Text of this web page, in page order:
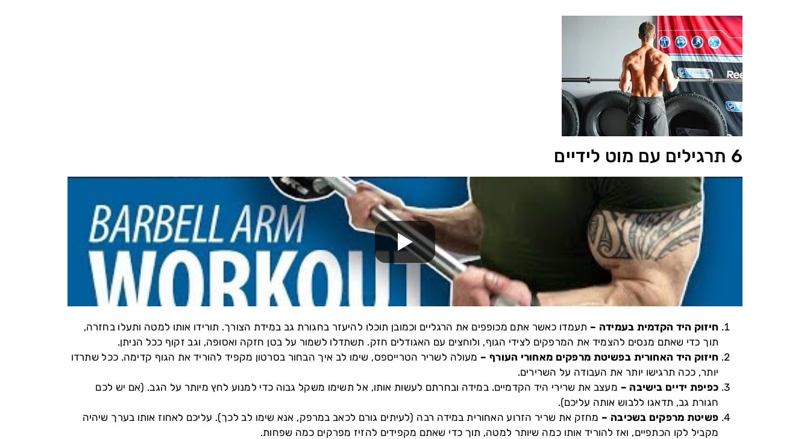
6 תרגילים עם מוט לידיים
חיזוק היד הקדמית בעמידה – תעמדו כאשר אתם מכופפים את הרגליים וכמובן תוכלו להיעזר בחגורת גב במידת הצורך. תורידו אותו למטה ותעלו בחזרה,
תוך כדי שאתם מנסים להצמיד את המרפקים לצידי הגוף, ולוחצים עם האגודלים חזק. תשתדלו לשמור על בטן חזקה ואסופה, וגב זקוף ככל הניתן.
חיזוק היד האחורית בפשיטת מרפקים מאחורי העורף – מעולה לשריר הטרייספס, שימו לב איך הבחור בסרטון מקפיד להוריד את הגוף קדימה. ככל שתרדו
יותר, ככה תרגישו יותר את העבודה על השרירים.
כפיפת ידיים בישיבה – מעצב את שרירי היד הקדמיים. במידה ובחרתם לעשות אותו, אל תשימו משקל גבוה כדי למנוע לחץ מיותר על הגב. (אם יש לכם
חגורת גב, תדאגו ללבוש אותה עליכם).
פשיטת מרפקים בשכיבה – מחזק את שריר הזרוע האחורית במידה רבה (לעיתים גורם לכאב במרפק, אנא שימו לב לכך). עליכם לאחוז אותו בערך שיהיה
מקביל לקו הכתפיים, ואז להוריד אותו כמה שיותר למטה, תוך כדי שאתם מקפידים להזיז מפרקים כמה שפחות.